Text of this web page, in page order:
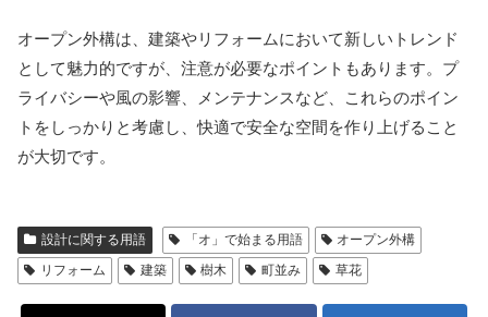
オープン外構は、建築やリフォームにおいて新しいトレンド
として魅力的ですが、注意が必要なポイントもあります。プ
ライバシーや風の影響、メンテナンスなど、これらのポイン
トをしっかりと考慮し、快適で安全な空間を作り上げること
が大切です。
設計に関する用語 「オ」で始まる用語
オープン外構
リフォーム
建築 樹木 町並み 草花